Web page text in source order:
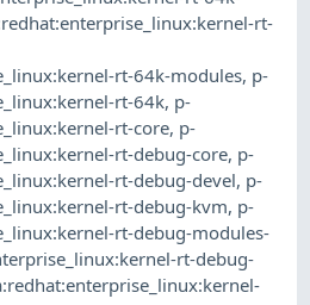
rt-
rt-64k-modules, p-
rt-64k, p-
rt-core, p-
rt-debug-core, p-
rt-debug-devel, p-
rt-debug-kvm, p-
rt-debug-modules-
rt-debug-